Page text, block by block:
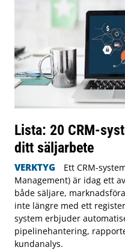
Lista: 20 CRM-
ditt säljarbete
VERKTYG
Ett CRM-
Management) är idag ett
både säljare,
inte längre med ett
system erbjuder
pipelinehantering,
kundanalys.